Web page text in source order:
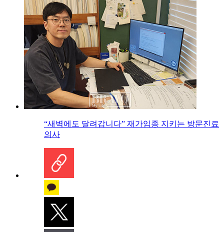
“새벽에도 달려갑니다” 재가임종 지키는 방문진료
의사